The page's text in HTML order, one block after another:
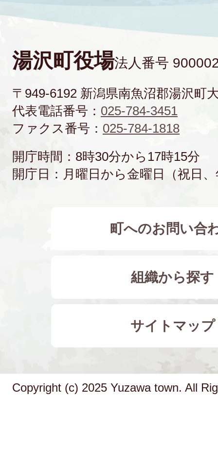
湯沢町役場法人番号
〒949-6192 新潟県南魚沼郡湯沢町
代表電話番号： 025-784-3451
ファクス番号： 025-784-1818
開庁時間：8時30分から17時15分
開庁日：月曜日から金曜日（祝日
町へのお問い合
組織から探す
サイトマップ
Copyright (c) 2025 Yuzawa town. All